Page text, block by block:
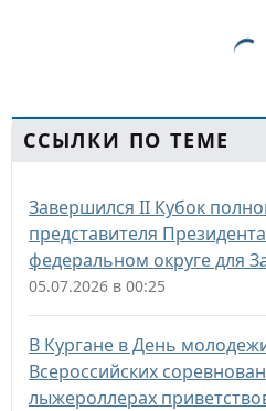
ССЫЛКИ ПО ТЕМЕ
Завершился II Кубок
представителя
федеральном округе для
05.07.2026 в 00:25
В Кургане в День
Всероссийских
лыжероллерах